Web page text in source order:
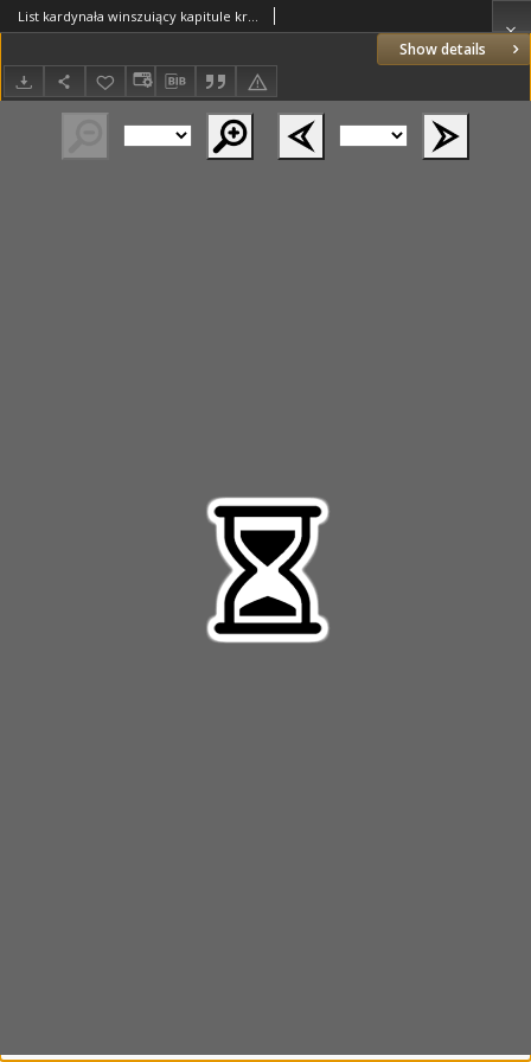
Show details
List kardynała winszuiący kapitule krakowskiey Narodzenia Pańskiego